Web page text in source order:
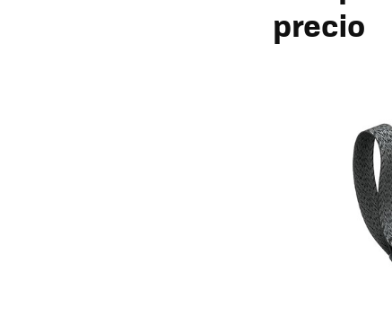
precio